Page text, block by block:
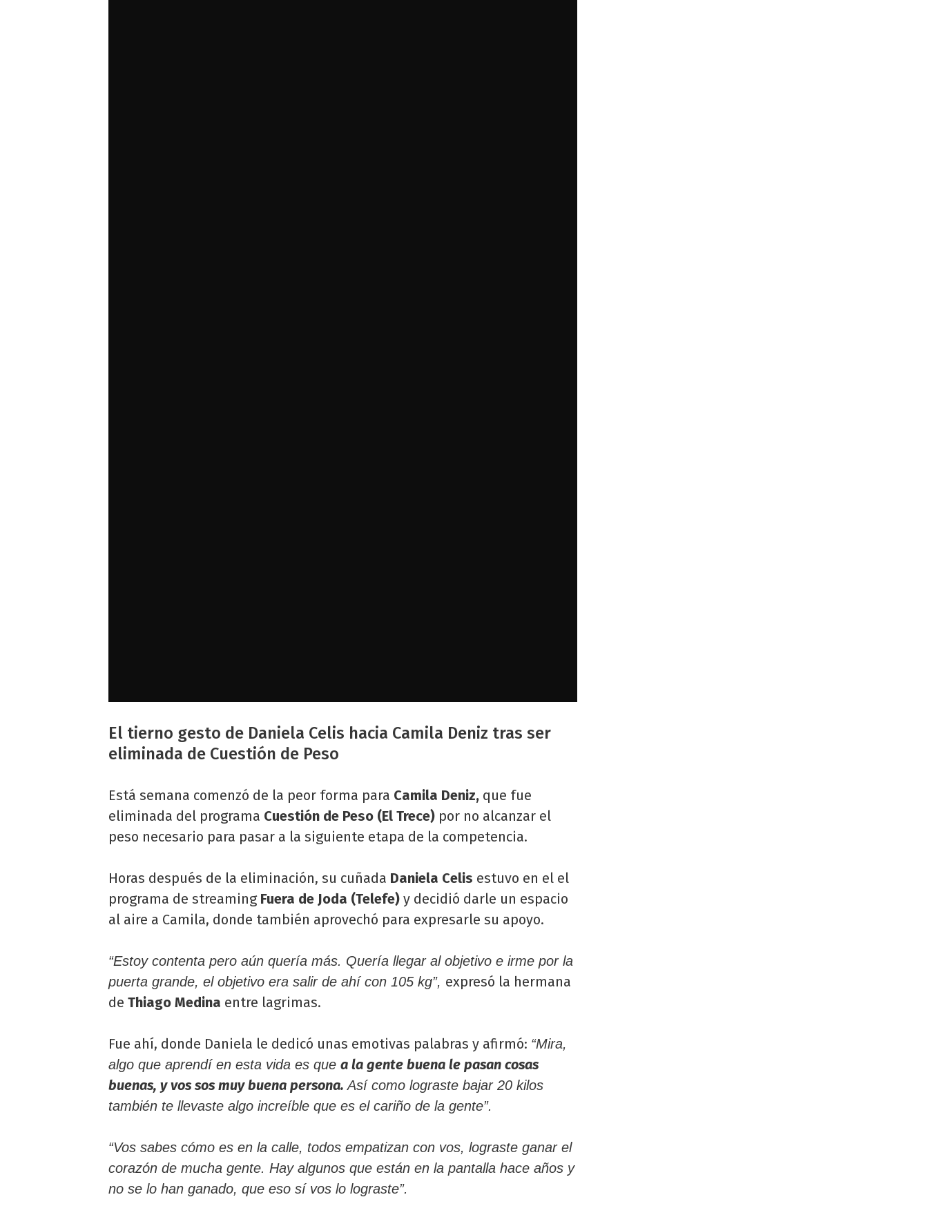
El tierno gesto de Daniela Celis hacia Camila Deniz tras ser
eliminada de Cuestión de Peso
Está semana comenzó de la peor forma para Camila Deniz, que fue
eliminada del programa Cuestión de Peso (El Trece) por no alcanzar el
peso necesario para pasar a la siguiente etapa de la competencia.
Horas después de la eliminación, su cuñada Daniela Celis estuvo en el el
programa de streaming Fuera de Joda (Telefe) y decidió darle un espacio
al aire a Camila, donde también aprovechó para expresarle su apoyo.
“Estoy contenta pero aún quería más. Quería llegar al objetivo e irme por la
puerta grande, el objetivo era salir de ahí con 105 kg”, expresó la hermana
de Thiago Medina entre lagrimas.
Fue ahí, donde Daniela le dedicó unas emotivas palabras y afirmó: “Mira,
algo que aprendí en esta vida es que a la gente buena le pasan cosas
buenas, y vos sos muy buena persona. Así como lograste bajar 20 kilos
también te llevaste algo increíble que es el cariño de la gente”.
“Vos sabes cómo es en la calle, todos empatizan con vos, lograste ganar el
corazón de mucha gente. Hay algunos que están en la pantalla hace años y
no se lo han ganado, que eso sí vos lo lograste”.